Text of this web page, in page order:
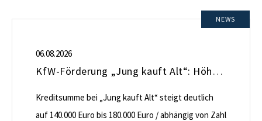
NEWS
06.08.2026
KfW-Förderung „Jung kauft Alt“: Höhere Kredite ab August 2026
Kreditsumme bei „Jung kauft Alt“ steigt deutlich
auf 140.000 Euro bis 180.000 Euro / abhängig von Zahl